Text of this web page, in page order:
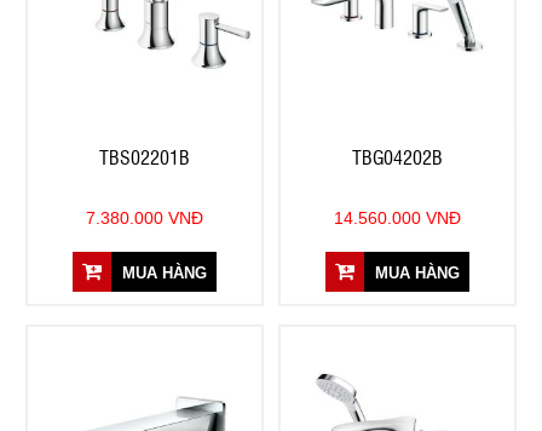
TBS02201B
7.380.000 VNĐ
MUA HÀNG
TBG04202B
14.560.000 VNĐ
MUA HÀNG